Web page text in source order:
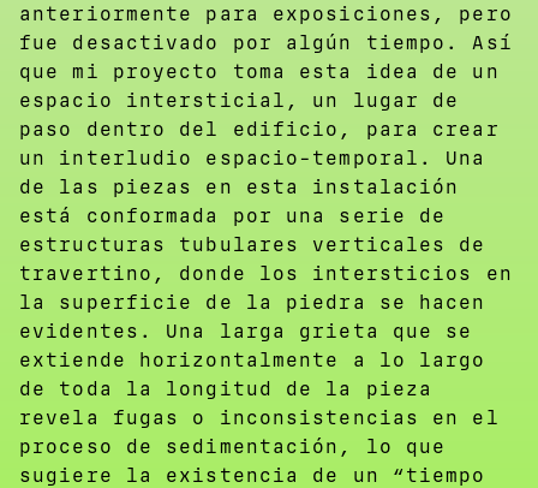
anteriormente para exposiciones, pero
fue desactivado por algún tiempo. Así
que mi proyecto toma esta idea de un
espacio intersticial, un lugar de
paso dentro del edificio, para crear
un interludio espacio-temporal. Una
de las piezas en esta instalación
está conformada por una serie de
estructuras tubulares verticales de
travertino, donde los intersticios en
la superficie de la piedra se hacen
evidentes. Una larga grieta que se
extiende horizontalmente a lo largo
de toda la longitud de la pieza
revela fugas o inconsistencias en el
proceso de sedimentación, lo que
sugiere la existencia de un “tiempo